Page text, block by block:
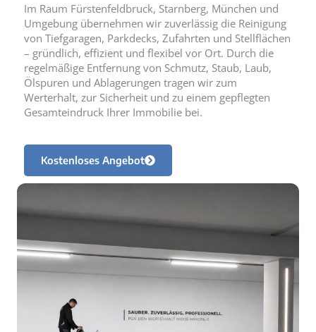
Im Raum Fürstenfeldbruck, Starnberg, München und
Umgebung übernehmen wir zuverlässig die Reinigung
von Tiefgaragen, Parkdecks, Zufahrten und Stellflächen
– gründlich, effizient und flexibel vor Ort. Durch die
regelmäßige Entfernung von Schmutz, Staub, Laub,
Ölspuren und Ablagerungen tragen wir zum
Werterhalt, zur Sicherheit und zu einem gepflegten
Gesamteindruck Ihrer Immobilie bei.
Kostenloses Angebot